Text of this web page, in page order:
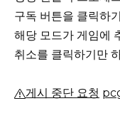
구독 버튼을 클릭하
해당 모드가 게임에
취소를 클릭하기만
게시 중단 요청